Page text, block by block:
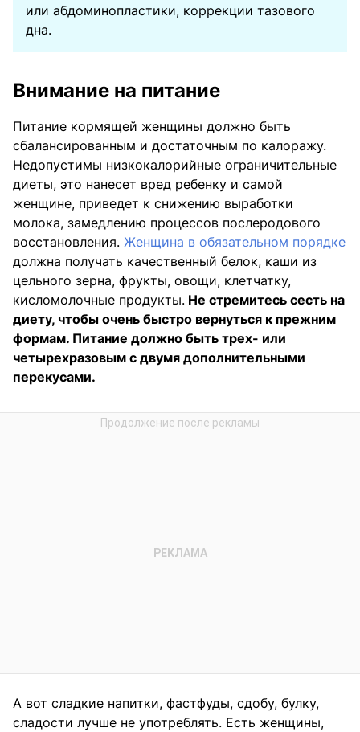
или абдоминопластики, коррекции тазового
дна.
Внимание на питание
Питание кормящей женщины должно быть
сбалансированным и достаточным по калоражу.
Недопустимы низкокалорийные ограничительные
диеты, это нанесет вред ребенку и самой
женщине, приведет к снижению выработки
молока, замедлению процессов послеродового
восстановления. Женщина в обязательном порядке
должна получать качественный белок, каши из
цельного зерна, фрукты, овощи, клетчатку,
кисломолочные продукты. Не стремитесь сесть на
диету, чтобы очень быстро вернуться к прежним
формам. Питание должно быть трех- или
четырехразовым с двумя дополнительными
перекусами.
А вот сладкие напитки, фастфуды, сдобу, булку,
сладости лучше не употреблять. Есть женщины,